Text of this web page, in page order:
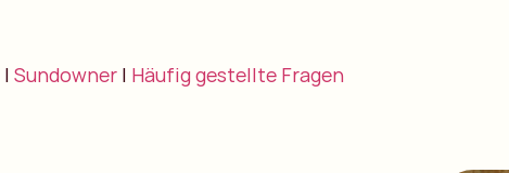
| Sundowner | Häufig gestellte Fragen